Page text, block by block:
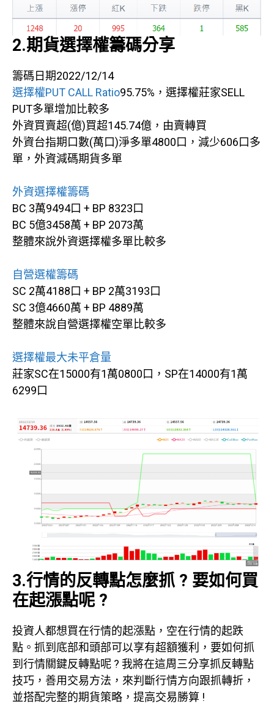
2.期貨選擇權籌碼分享
籌碼日期2022/12/14
選擇權PUT CALL Ratio95.75%，選擇權莊家SELL
PUT多單增加比較多
外資買賣超(億)買超145.74億，由賣轉買
外資台指期口數(萬口)淨多單4800口，減少606口多
單，外資減碼期貨多單
外資選擇權籌碼
BC 3萬9494口 + BP 8323口
BC 5億3458萬 + BP 2073萬
整體來說外資選擇權多單比較多
自營選權籌碼
SC 2萬4188口 + BP 2萬3193口
SC 3億4660萬 + BP 4889萬
整體來說自營選擇權空單比較多
選擇權最大未平倉量
莊家SC在15000有1萬0800口，SP在14000有1萬
6299口
3.行情的反轉點怎麼抓 ? 要如何買
在起漲點呢 ?
投資人都想買在行情的起漲點，空在行情的起跌
點。抓到底部和頭部可以享有超額獲利，要如何抓
到行情關鍵反轉點呢 ? 我將在這周三分享抓反轉點
技巧，善用交易方法，來判斷行情方向跟抓轉折，
並搭配完整的期貨策略，提高交易勝算 !